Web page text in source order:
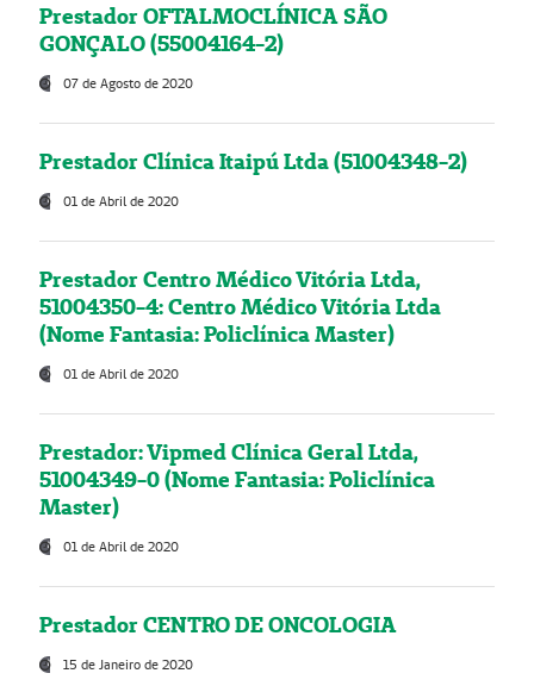
Prestador OFTALMOCLÍNICA SÃO
GONÇALO (55004164-2)
07 de Agosto de 2020
Prestador Clínica Itaipú Ltda (51004348-2)
01 de Abril de 2020
Prestador Centro Médico Vitória Ltda,
51004350-4: Centro Médico Vitória Ltda
(Nome Fantasia: Policlínica Master)
01 de Abril de 2020
Prestador: Vipmed Clínica Geral Ltda,
51004349-0 (Nome Fantasia: Policlínica
Master)
01 de Abril de 2020
Prestador CENTRO DE ONCOLOGIA
15 de Janeiro de 2020